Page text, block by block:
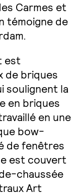
Carmes et
témoigne de
est
de briques
soulignent la
en briques
en une
bow-
de fenêtres
est couvert
chaussée
Art